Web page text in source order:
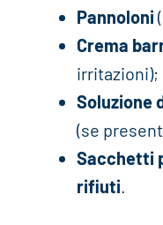
Pannoloni
Crema
irritazioni);
Soluzione
(se
Sacchetti
rifiuti